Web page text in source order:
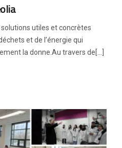
utiles et concrètes
et de l’énergie qui
la donne.Au travers de[…]